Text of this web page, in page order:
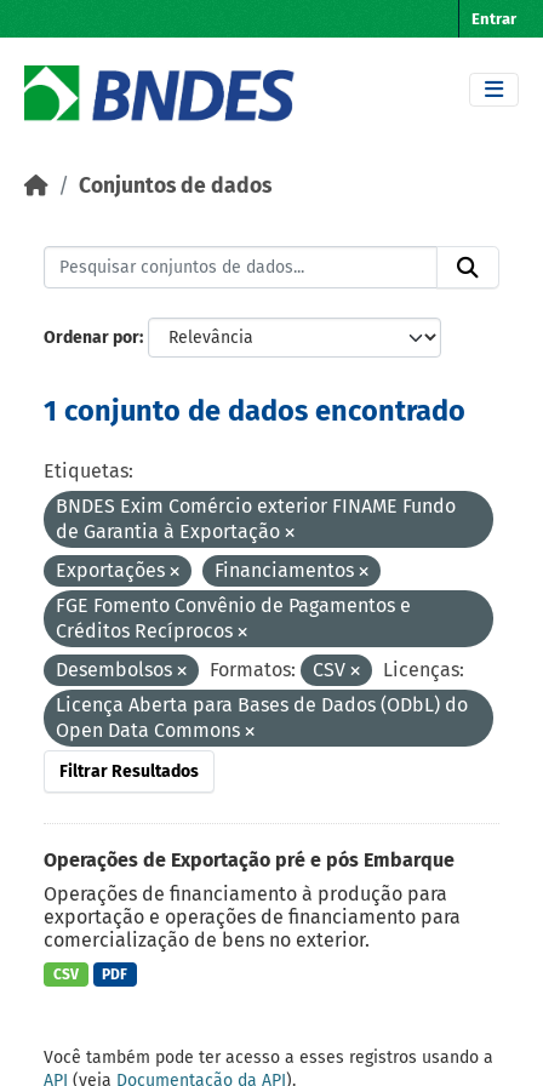
Entrar
Conjuntos de dados
Ordenar por
1 conjunto de dados encontrado
Etiquetas:
BNDES Exim Comércio exterior FINAME Fundo
de Garantia à Exportação
Exportações
Financiamentos
FGE Fomento Convênio de Pagamentos e
Créditos Recíprocos
Desembolsos
Formatos: CSV
Licenças:
Licença Aberta para Bases de Dados (ODbL) do
Open Data Commons
Filtrar Resultados
Operações de Exportação pré e pós Embarque
Operações de financiamento à produção para
exportação e operações de financiamento para
comercialização de bens no exterior.
CSV PDF
Você também pode ter acesso a esses registros usando a
API (veja Documentação da API).